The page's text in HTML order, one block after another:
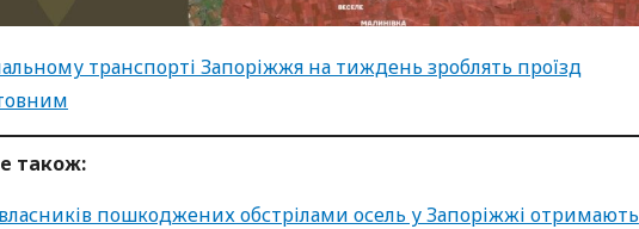
транспорті Запоріжжя на тиждень зроблять проїзд
також:
пошкоджених обстрілами осель у Запоріжжі отримають